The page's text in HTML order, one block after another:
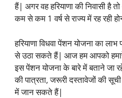
हैं| अगर वह हरियाणा की निवासी है
कम से कम 1 वर्ष से राज्य में रह रही
हरियाणा विधवा पेंशन योजना का लाभ
से उठा सकते हैं| आज हम आपको
इस पेंशन योजना के बारे में बताने जा
की पात्रता, जरूरी दस्तावेजों की
में जान सकते हैं|